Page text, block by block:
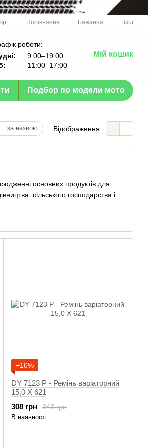
Порівняння Бажання Вхід
роботи:
9:00–19:00
11:00–17:00
Мій кошик
Подбор по модели мото
за назвою Відображення:
основних продуктів для
сільського господарства і
з армованого арамидов
HP Dayco, поліпшену цілісність
−10%
DY 7123 Р - Ремінь варіаторний
15,0 X 621
343 грн
308 грн
В наявності